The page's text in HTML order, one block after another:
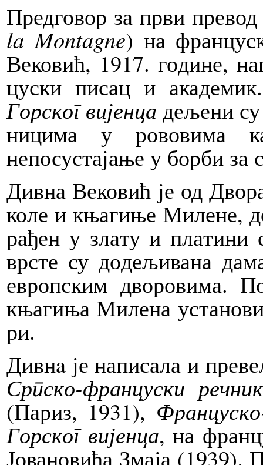
Пред­го­вор за пр­ви
la Mon­tag­ne) на
Ве­ко­вић, 1917. го­ди­не,
цу­ски пи­сац и
Гор­ског ви­јен­ца де­ље­ни
ни­ци­ма у ро­во­ви­ма
непосустајање у бор­би за
Див­на Ве­ко­вић је од
ко­ле и књаги­ње Ми­ле­не,
ра­ђен у зла­ту и
вр­сте су до­де­љи­ва­на
европ­ским дво­ро­ви­ма.
књаги­ња Ми­ле­на
ри.
Дивнa је на­пи­са­ла и
Срп­ско-фран­цу­ски реч­ник
(Па­риз, 1931),
Гор­ског ви­јен­ца, на
Јо­ва­но­ви­ћа Зма­ја (1939).